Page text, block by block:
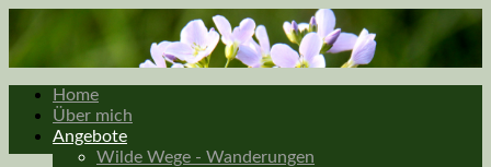
Home
Über mich
Angebote
Wilde Wege - Wanderungen